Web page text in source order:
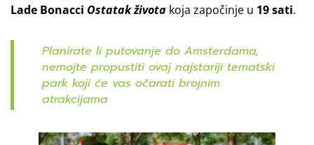
Lade Bonacci Ostatak života koja započinje u 19 sati.
Planirate li putovanje do Amsterdama,
nemojte propustiti ovaj najstariji tematski
park koji će vas očarati brojnim
atrakcijama